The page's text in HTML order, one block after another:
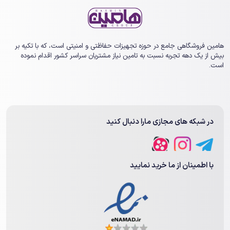
هامین فروشگاهی جامع در حوزه تجهیزات حفاظتی و امنیتی است، که با تکیه بر
بیش از یک ‏دهه تجربه نسبت به تامین نیاز مشتریان سراسر کشور اقدام نموده
است.
در شبکه های مجازی مارا دنبال کنید
با اطمینان از ما خرید نمایید